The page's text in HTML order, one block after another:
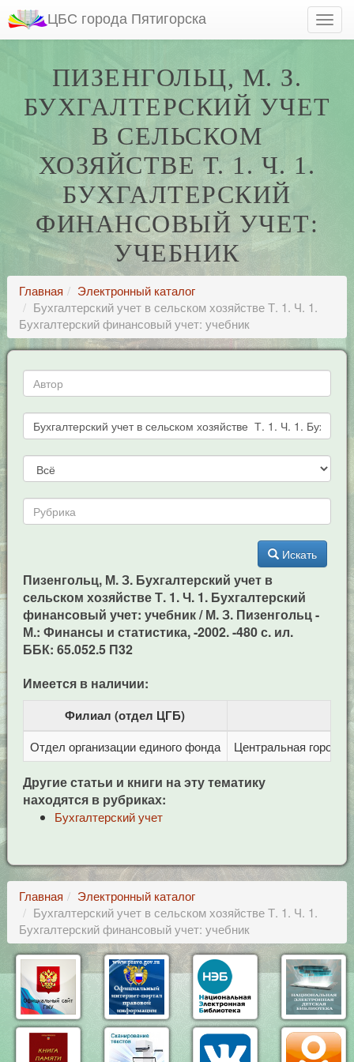
ЦБС города Пятигорска
ПИЗЕНГОЛЬЦ, М. З.
БУХГАЛТЕРСКИЙ УЧЕТ
В СЕЛЬСКОМ
ХОЗЯЙСТВЕ Т. 1. Ч. 1.
БУХГАЛТЕРСКИЙ
ФИНАНСОВЫЙ УЧЕТ:
УЧЕБНИК
Главная
Электронный каталог
Бухгалтерский учет в сельском хозяйстве Т. 1. Ч. 1.
Бухгалтерский финансовый учет: учебник
Искать
Пизенгольц, М. З. Бухгалтерский учет в
сельском хозяйстве Т. 1. Ч. 1. Бухгалтерский
финансовый учет: учебник / М. З. Пизенгольц -
М.: Финансы и статистика, -2002. -480 с. ил.
ББК: 65.052.5 П32
Имеется в наличии:
Филиал (отдел ЦГБ)
Отдел организации единого фонда Центральная
Другие статьи и книги на эту тематику
находятся в рубриках:
Бухгалтерский учет
Главная
Электронный каталог
Бухгалтерский учет в сельском хозяйстве Т. 1. Ч. 1.
Бухгалтерский финансовый учет: учебник